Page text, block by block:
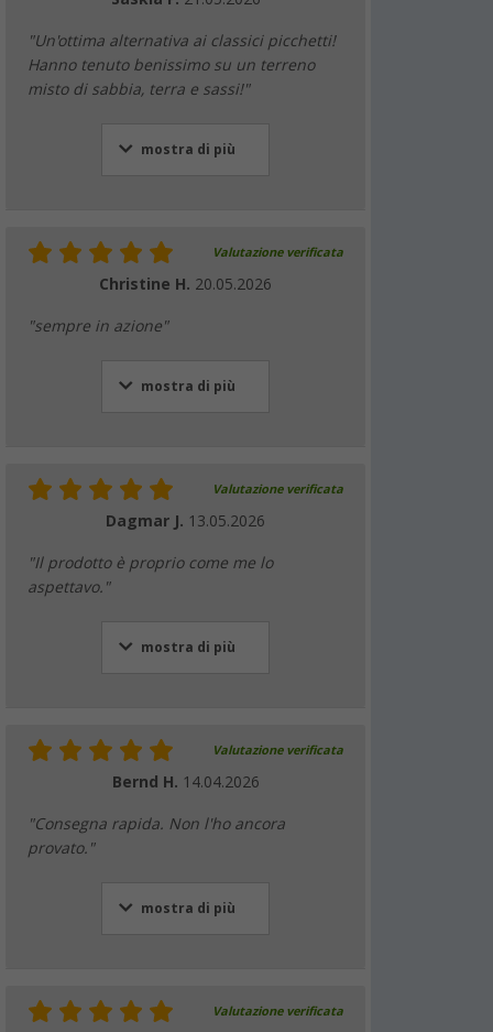
"Un'ottima alternativa ai classici picchetti!
Hanno tenuto benissimo su un terreno
misto di sabbia, terra e sassi!"
mostra di più
Valutazione verificata
Christine H. 20.05.2026
"sempre in azione"
mostra di più
Valutazione verificata
Dagmar J. 13.05.2026
"Il prodotto è proprio come me lo
aspettavo."
mostra di più
Valutazione verificata
Bernd H. 14.04.2026
"Consegna rapida. Non l'ho ancora
provato."
mostra di più
Valutazione verificata